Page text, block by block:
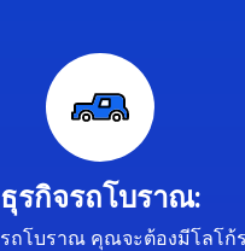
ธุรกิจรถโบราณ:
ถโบราณ คุณจะต้องมีโลโก้